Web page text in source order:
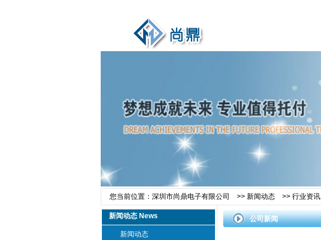
您当前位置： 深圳市尚鼎电子有限公司 >> 新闻动态 >> 行业资讯
新闻动态 News
新闻动态
公司新闻